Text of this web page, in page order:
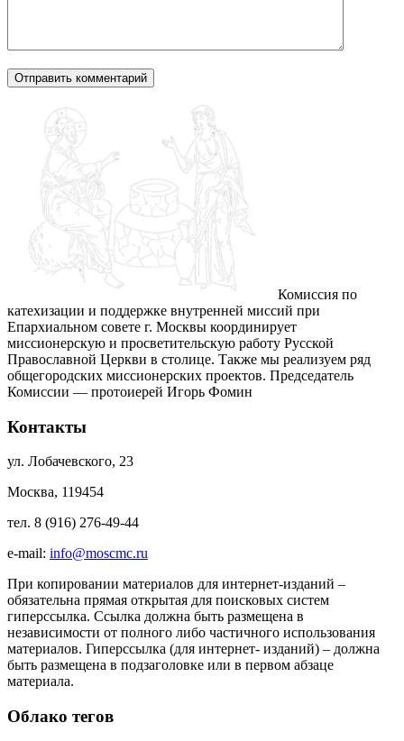
Комиссия по
катехизации и поддержке внутренней миссий при
Епархиальном совете г. Москвы координирует
миссионерскую и просветительскую работу Русской
Православной Церкви в столице. Также мы реализуем ряд
общегородских миссионерских проектов. Председатель
Комиссии — протоиерей Игорь Фомин
Контакты
ул. Лобачевского, 23
Москва, 119454
тел. 8 (916) 276-49-44
e-mail: info@moscmc.ru
При копировании материалов для интернет-изданий –
обязательна прямая открытая для поисковых систем
гиперссылка. Ссылка должна быть размещена в
независимости от полного либо частичного использования
материалов. Гиперссылка (для интернет- изданий) – должна
быть размещена в подзаголовке или в первом абзаце
материала.
Облако тегов